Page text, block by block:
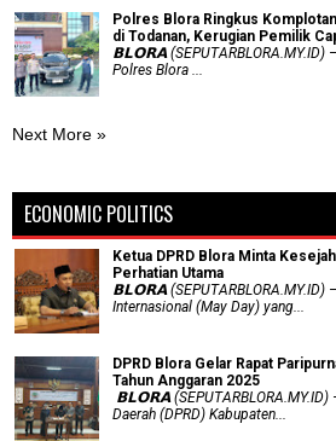
Polres Blora Ringkus
di Todanan, Kerugian Pemilik
𝗕𝗟𝗢𝗥𝗔 (SEPUTARBLORA.MY.ID)
Polres Blora ...
Next More »
ECONOMIC POLITICS
Ketua DPRD Blora Minta
Perhatian Utama
​𝗕𝗟𝗢𝗥𝗔 (SEPUTARBLORA.MY.ID)
Internasional (May Day) yang...
DPRD Blora Gelar Rapat
Tahun Anggaran 2025
𝗕𝗟𝗢𝗥𝗔 (SEPUTARBLORA.MY.ID)
Daerah (DPRD) Kabupaten...